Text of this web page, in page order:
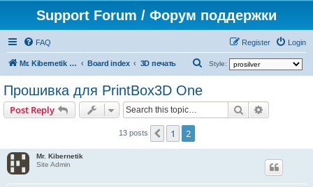
Support Forum / Форум поддержки
FAQ Login
Register
Mr. Kibernetik software Board index 3D печать Style:
Прошивка для PrintBox3D One
Post Reply Search
13 posts Previous
1 2
Mr. Kibernetik
Site Admin